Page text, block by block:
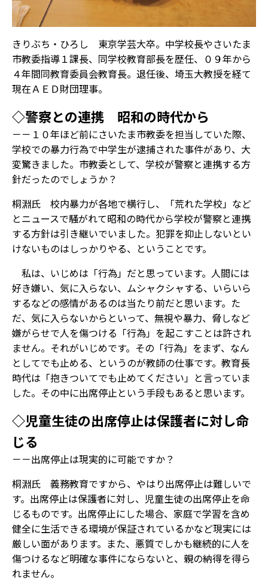
きりぶち・ひろし 東京学芸大卒。中学校長やさいたま
市教委指導１課長、同学校教育部長を歴任、０９年から
４年間同教育委員会教育長。退任後、埼玉大教授を経て
現在ＡＥＤ財団理事。
◇警察との連携 昭和の時代から
－－１０年ほど前にさいたま市教委を担当していた際、
学校での暴力行為で中学生が逮捕された事件があり、大
変驚きました。市教委として、学校が警察と連携する方
針だったのでしょうか？
桐淵氏 校内暴力が各地で横行し、「荒れた学校」など
とニュースで騒がれて昭和の時代から学校が警察と連携
する方針は引き継いでいました。犯罪を抑止しないとい
けないものはしっかりやる、ということです。
私は、いじめは「行為」だと思っています。人間には
好き嫌い、気に入らない、ムシャクシャする、いらいら
するなどの感情があるのは当たり前だと思います。た
だ、気に入らないからといって、無視や暴力、脅しなど
嫌がらせで人を傷つける「行為」を起こすことは許され
ません。それがいじめです。その「行為」をまず、なん
としてでも止める、というのが教師の仕事です。教育長
時代は「抱きついてでも止めてください」と言っていま
した。その中に出席停止という手段もあると思います。
◇児童生徒の出席停止は保護者に対し命
じる
－－出席停止は現実的に可能ですか？
桐淵氏 義務教育ですから、やはり出席停止は難しいで
す。出席停止は保護者に対し、児童生徒の出席停止を命
じるものです。出席停止にした場合、家庭で学習を含め
健全に生活できる環境が保証されているかなど現実には
厳しい面があります。また、悪質でしかも継続的に人を
傷つけるなど明確な事件にならないと、親の納得を得ら
れません。